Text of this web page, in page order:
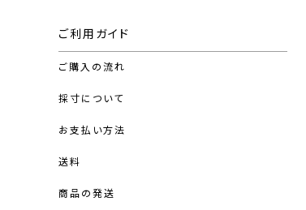
ご利用ガイド
ご購入の流れ
採寸について
お支払い方法
送料
商品の発送